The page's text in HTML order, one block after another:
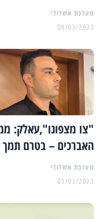
מערכת אשדודי
09/03/2023
"צו מצפונו",עאלק:
האברכים – בטרם תמך
מערכת אשדודי
03/03/2023